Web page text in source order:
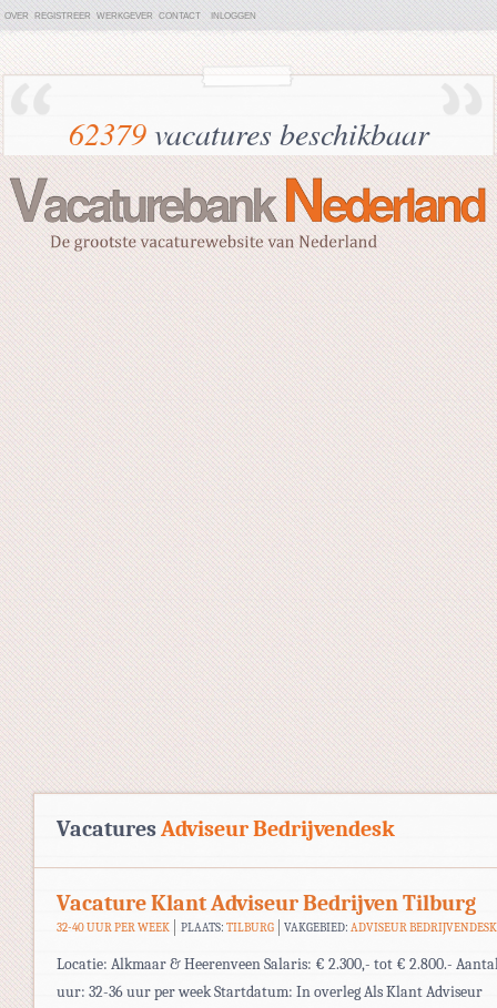
OVER REGISTREER WERKGEVER CONTACT INLOGGEN
62379vacatures beschikbaar
VacaturesAdviseur Bedrijvendesk
Vacature Klant Adviseur Bedrijven Tilburg
32-40 UUR PER WEEK PLAATS: TILBURG VAKGEBIED:ADVISEUR BEDRIJVENDESK
Locatie: Alkmaar & Heerenveen Salaris: € 2.300,- tot € 2.800.-
uur: 32-36 uur per week Startdatum: In overleg Als Klant Adviseur